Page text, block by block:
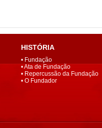
HISTÓRIA
• Fundação
•Ata de Fundação
•Repercussão da Fundação
•O Fundador